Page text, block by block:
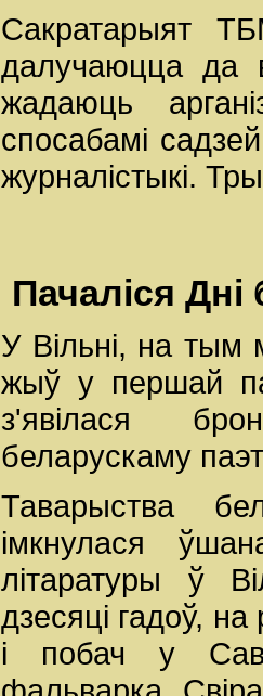
Сакратарыят
далучаюцца да
жадаюць
спосабамі
журналістыкі.
Пачаліся
У Вільні, на тым
жыў у першай
з'явілася
беларускаму
Таварыства
імкнулася
літаратуры ў
дзесяці гадоў,
і побач у